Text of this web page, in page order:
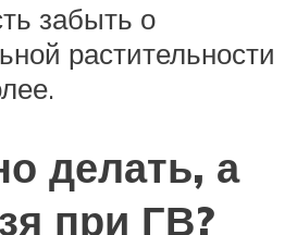
забыть о
растительности
делать, а
при ГВ?